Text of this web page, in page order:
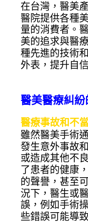
在台灣，醫美
醫院提供各種
量的消費者。
美的追求與醫
種先進的技術
外表，提升自
醫美醫療糾
醫療事故和不
雖然醫美手術
發生意外事故
或造成其他不
了患者的健康
的聲譽，甚至
況下，醫生或
誤，例如手術
些錯誤可能導